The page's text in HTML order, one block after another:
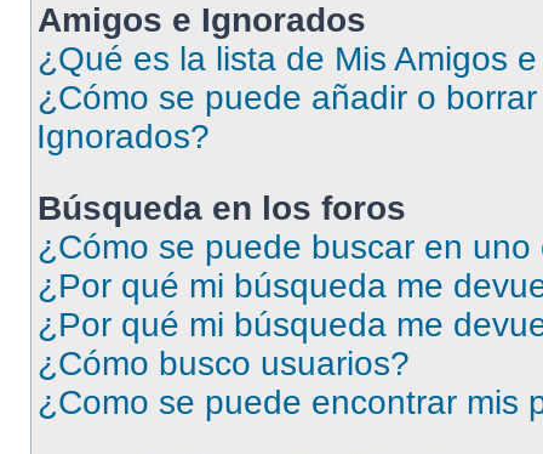
Amigos e Ignorados
¿Qué es la lista de Mis Amigos
¿Cómo se puede añadir o
Ignorados?
Búsqueda en los foros
¿Cómo se puede buscar en uno
¿Por qué mi búsqueda me
¿Por qué mi búsqueda me
¿Cómo busco usuarios?
¿Como se puede encontrar mis